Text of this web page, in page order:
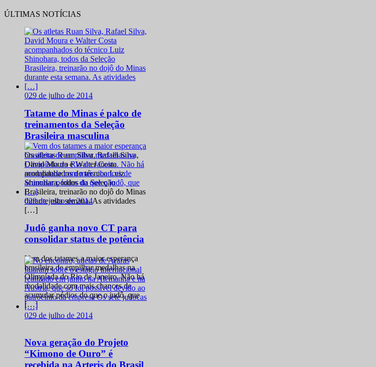
ÚLTIMAS NOTÍCIAS
029 de julho de 2014
Tatame do Minas é palco de
treinamentos da Seleção
Brasileira masculina
Os atletas Ruan Silva, Rafael Silva,
David Moura e Walter Costa
acompanhados do técnico Luiz
Shinohara, todos da Seleção
Brasileira, treinarão no dojô do Minas
durante esta semana. As atividades
[…]
029 de julho de 2014
Judô ganha novo CT para
consolidar status de potência
Vem dos tatames a maior esperança
brasileira de empilhar medalhas na
Olimpíada do Rio de Janeiro. Não há
modalidade com mais chances de
acumular pódios do que o judô, que
[…]
029 de julho de 2014
Nova geração do Projeto
“Kimono de Ouro” é
recebida na Arteris do Brasil